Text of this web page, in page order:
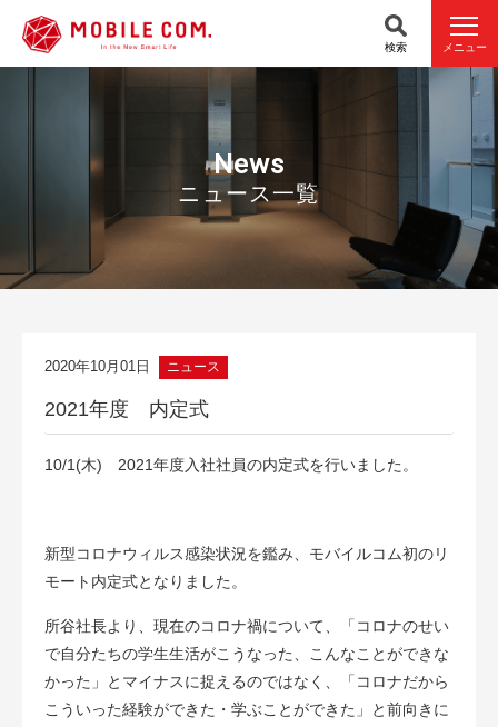
メニュー
検索
News
ニュース一覧
2020年10月01日 ニュース
2021年度 内定式
10/1(木) 2021年度入社社員の内定式を行いました。
新型コロナウィルス感染状況を鑑み、モバイルコム初のリ
モート内定式となりました。
所谷社長より、現在のコロナ禍について、「コロナのせい
で自分たちの学生生活がこうなった、こんなことができな
かった」とマイナスに捉えるのではなく、「コロナだから
こういった経験ができた・学ぶことができた」と前向きに